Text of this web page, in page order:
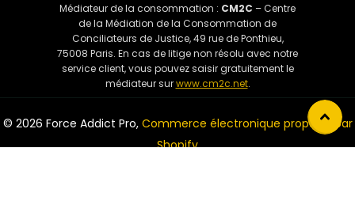
Médiateur de la consommation : CM2C – Centre
de la Médiation de la Consommation de
Conciliateurs de Justice, 49 rue de Ponthieu,
75008 Paris. En cas de litige non résolu avec notre
service client, vous pouvez saisir gratuitement le
médiateur surwww.cm2c.net.
© 2026 Force Addict Pro, Commerce électronique propulsé par
Shopify